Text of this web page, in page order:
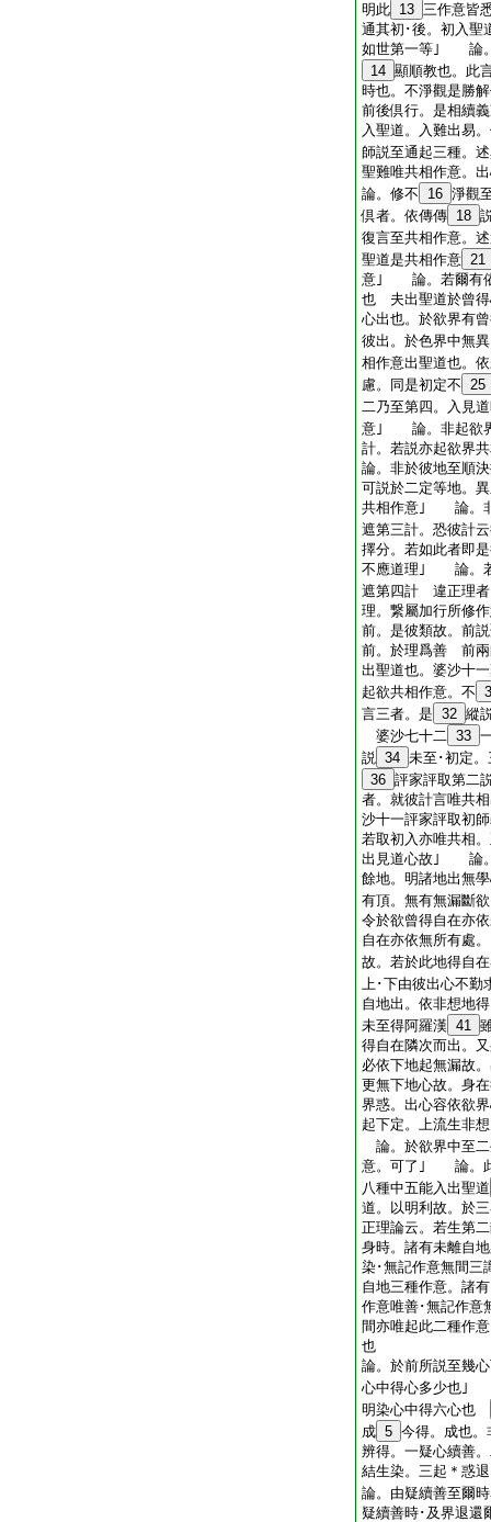
明此 13 三作意皆
通其初･後。初入聖
如世第一等｣ 論。
14 顯順教也。此
時也。不淨觀是勝
前後倶行。是相續
入聖道。入難出
師説至通起三種。
聖難唯共相作意。
論。修不
16 淨觀
倶者。依傳傳 18
復言至共相作意。
聖道是共相作意 21
意｣ 論。若爾有依
也 夫出聖道於曾得
心出也。於欲界有
彼出。於色界中無
相作意出聖道也。
慮。同是初定不 25
二乃至第四。入見
意｣ 論。非起欲
計。若説亦起欲界
論。非於彼地至順
可説於二定等地。
共相作意｣ 論。非
遮第三計。恐彼計
擇分。若如此者即
不應道理｣ 論。若
遮第四計 違正理者
理。繋屬加行所修
前。是彼類故。前
前。於理爲善 前兩
出聖道也。婆沙十
起欲共相作意。不
言三者。是 32 縱
婆沙七十二 33
説 34 未至･初定
36 評家評取第二
者。就彼計言唯共
沙十一評家評取初
若取初入亦唯共相
出見道心故｣ 論。
餘地。明諸地出無
有頂。無有無漏斷
令於欲曾得自在亦
自在亦依無所有處
故。若於此地得自
上･下由彼出心不勤
自地出。依非想地
未至得阿羅漢 41
得自在隣次而出。
必依下地起無漏故
更無下地心故。身
界惑。出心容依欲
起下定。上流生非
論。於欲界中至
意。可了｣ 論。此
八種中五能入出聖道
道。以明利故。於
正理論云。若生第
身時。諸有未離自
染･無記作意無間三
自地三種作意。諸
作意唯善･無記作意
間亦唯起此二種作
也
論。於前所説至幾
心中得心多少也｣
明染心中得六心也
成 5 今得。成也
辨得。一疑心續善
結生染。三起＊惑
論。由疑續善至爾
疑續善時･及界退還